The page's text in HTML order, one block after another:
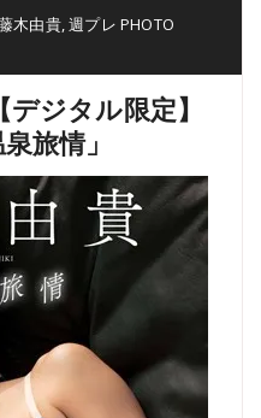
木由貴,週プレ PHOTO
ジタル限定】
旅情」